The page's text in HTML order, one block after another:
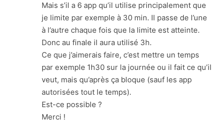
Mais s’il a 6 app qu’il utilise principalement que
je limite par exemple à 30 min. Il passe de l’une
à l’autre chaque fois que la limite est atteinte.
Donc au finale il aura utilisé 3h.
Ce que j’aimerais faire, c’est mettre un temps
par exemple 1h30 sur la journée ou il fait ce qu’il
veut, mais qu’après ça bloque (sauf les app
autorisées tout le temps).
Est-ce possible ?
Merci !